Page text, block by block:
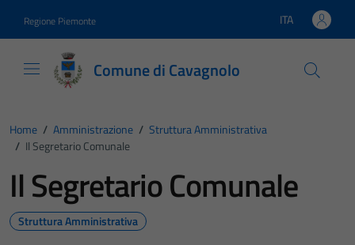
Regione Piemonte Lingua attiva:
ITA
Comune di Cavagnolo
Home / Amministrazione / Struttura Amministrativa
/ Il Segretario Comunale
Il Segretario Comunale
Struttura Amministrativa